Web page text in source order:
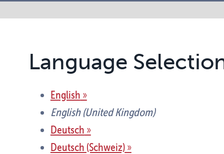
Language
English
English (United Kingdom)
Deutsch
Deutsch (Schweiz)